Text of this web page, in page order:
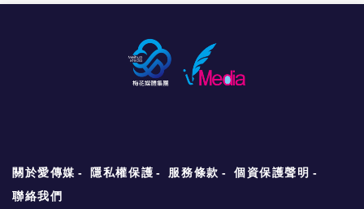
關於愛傳媒 隱私權保護 服務條款
個資保護聲明
聯絡我們